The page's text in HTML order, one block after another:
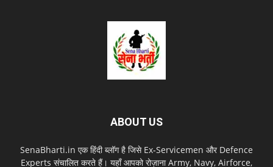
ABOUT US
SenaBharti.in एक हिंदी ब्लॉग है जिसे Ex‑Servicemen और Defence
Experts संचालित करते हैं। यहाँ आपको रोज़ाना Army, Navy, Airforce,